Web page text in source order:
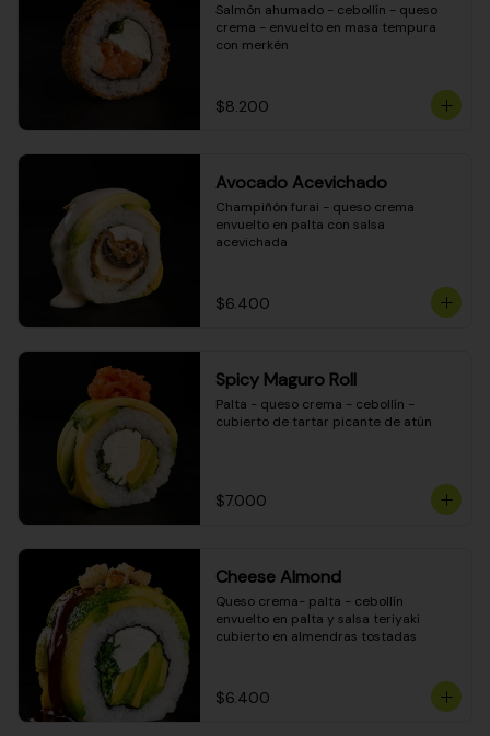
Salmón ahumado - cebollín - queso
crema - envuelto en masa tempura
con merkén
$8.200
Avocado Acevichado
Champiñón furai - queso crema
envuelto en palta con salsa
acevichada
$6.400
Spicy Maguro Roll
Palta - queso crema - cebollín -
cubierto de tartar picante de atún
$7.000
Cheese Almond
Queso crema- palta - cebollín
envuelto en palta y salsa teriyaki
cubierto en almendras tostadas
$6.400